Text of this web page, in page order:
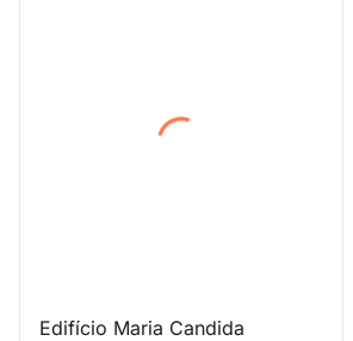
Edifício Maria Candida